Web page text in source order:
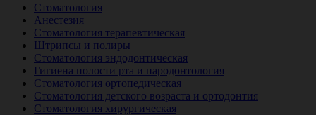
Стоматология
Анестезия
Стоматология терапевтическая
Штрипсы и полиры
Стоматология эндодонтическая
Гигиена полости рта и пародонтология
Стоматология ортопедическая
Стоматология детского возраста и ортодонтия
Стоматология хирургическая